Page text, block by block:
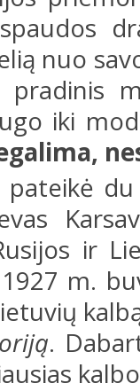
nuo
pradinis
iki
pateikė
ir
m.
.